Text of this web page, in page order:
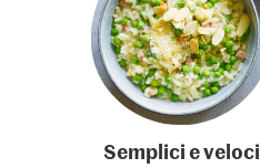
Semplici e veloci